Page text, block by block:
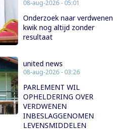
08-aug-2026 - 05:01
Onderzoek naar verdwenen
kwik nog altijd zonder
resultaat
united news
08-aug-2026 - 03:26
PARLEMENT WIL
OPHELDERING OVER
VERDWENEN
INBESLAGGENOMEN
LEVENSMIDDELEN